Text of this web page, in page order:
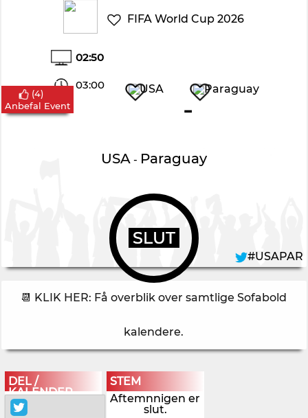
ind
FIFA World Cup 2026
02:50
03:00
-
USA- Paraguay
SLUT
(4)
Anbefal Event
#USAPAR
📆 KLIK HER: Få overblik over samtlige Sofabold
kalendere.
DEL /
KALENDER
STEM
Aftemnnigen er
slut.